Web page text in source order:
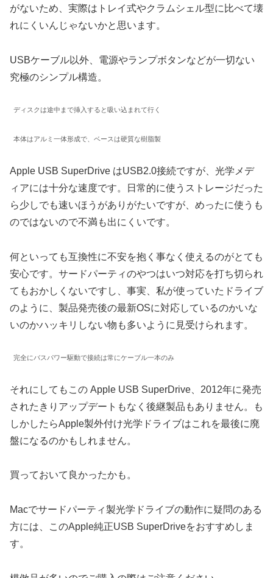
がないため、実際はトレイ式やクラムシェル型に比べて壊
れにくいんじゃないかと思います。
USBケーブル以外、電源やランプボタンなどが一切ない
究極のシンプル構造。
ディスクは途中まで挿入すると吸い込まれて行く
本体はアルミ一体形成で、ベースは硬質な樹脂製
Apple USB SuperDrive はUSB2.0接続ですが、光学メデ
ィアには十分な速度です。日常的に使うストレージだった
ら少しでも速いほうがありがたいですが、めったに使うも
のではないので不満も出にくいです。
何といっても互換性に不安を抱く事なく使えるのがとても
安心です。サードパーティのやつはいつ対応を打ち切られ
てもおかしくないですし、事実、私が使っていたドライブ
のように、製品発売後の最新OSに対応しているのかいな
いのかハッキリしない物も多いように見受けられます。
完全にバスパワー駆動で接続は常にケーブル一本のみ
それにしてもこの Apple USB SuperDrive、2012年に発売
されたきりアップデートもなく後継製品もありません。も
しかしたらApple製外付け光学ドライブはこれを最後に廃
盤になるのかもしれません。
買っておいて良かったかも。
Macでサードパーティ製光学ドライブの動作に疑問のある
方には、このApple純正USB SuperDriveをおすすめしま
す。